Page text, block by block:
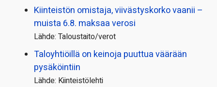
Kiinteistön omistaja, viivästyskorko vaanii –
muista 6.8. maksaa verosi
Lähde: Taloustaito/verot
Taloyhtiöillä on keinoja puuttua väärään
pysäköintiin
Lähde: Kiinteistölehti